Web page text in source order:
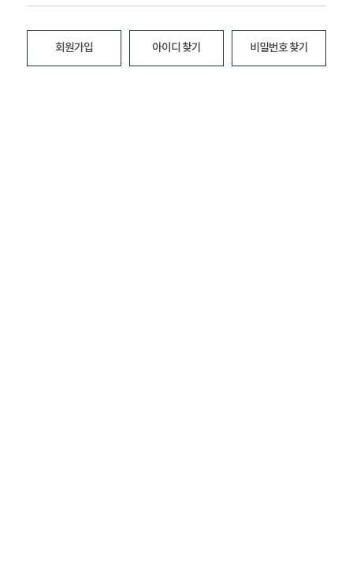
회원가입 아이디 찾기 비밀번호 찾기